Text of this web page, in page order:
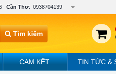
Cần Thơ: 0938704139
Tìm kiếm
CAM KẾT TIN TỨC &